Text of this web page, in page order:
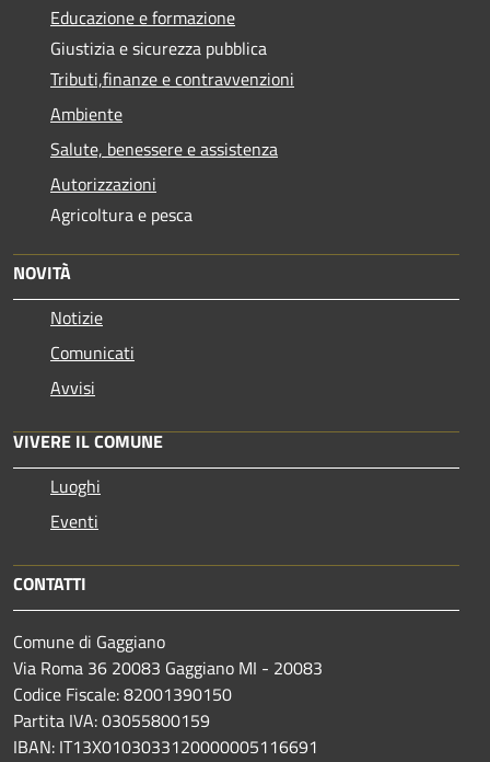
Educazione e formazione
Giustizia e sicurezza pubblica
Tributi,finanze e contravvenzioni
Ambiente
Salute, benessere e assistenza
Autorizzazioni
Agricoltura e pesca
NOVITÀ
Notizie
Comunicati
Avvisi
VIVERE IL COMUNE
Luoghi
Eventi
CONTATTI
Comune di Gaggiano
Via Roma 36 20083 Gaggiano MI - 20083
Codice Fiscale: 82001390150
Partita IVA: 03055800159
IBAN: IT13X0103033120000005116691